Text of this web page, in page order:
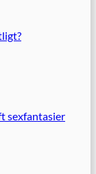
sexfantasier